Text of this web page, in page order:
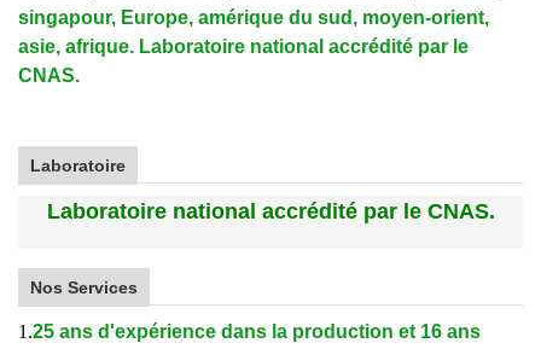
singapour, Europe, amérique du sud, moyen-orient,
asie, afrique. Laboratoire national accrédité par le
CNAS.
Laboratoire
Laboratoire national accrédité par le CNAS.
Nos Services
1.25 ans d'expérience dans la production et 16 ans